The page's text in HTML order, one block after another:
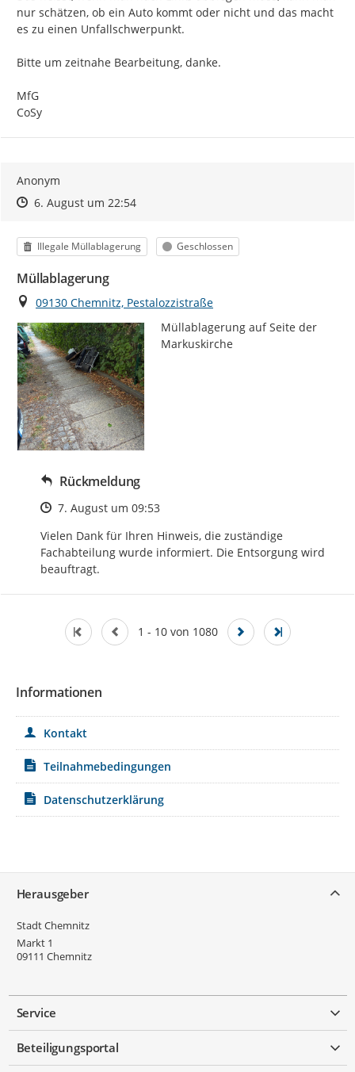
nur schätzen, ob ein Auto kommt oder nicht und das macht
es zu einen Unfallschwerpunkt.
Bitte um zeitnahe Bearbeitung, danke.
MfG
CoSy
Anonym
Zeitpunkt des Erstellens
Zeitpunkt des Erstellens
6. August um 22:54Zur Äußerung
Kategorie
Illegale Müllablagerung Status
Geschlossen
Müllablagerung
Ort
09130 Chemnitz, Pestalozzistraße
Müllablagerung auf Seite der
Markuskirche
Rückmeldung
Zeitpunkt des Erstellens
7. August um 09:53
Vielen Dank für Ihren Hinweis, die zuständige
Fachabteilung wurde informiert. Die Entsorgung wird
beauftragt.
1 - 10 von 1080
Informationen
Kontakt
Teilnahmebedingungen
Datenschutzerklärung
Herausgeber
Stadt Chemnitz
Markt 1
09111 Chemnitz
Service
Beteiligungsportal